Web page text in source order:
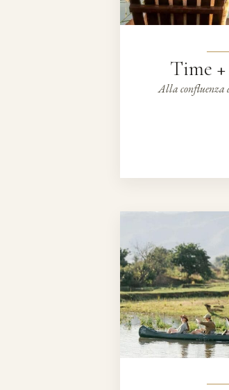
Time
Alla confluenza